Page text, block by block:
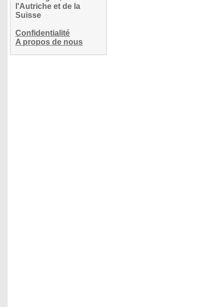
l'Autriche et de la
Suisse
Confidentialité
A propos de nous